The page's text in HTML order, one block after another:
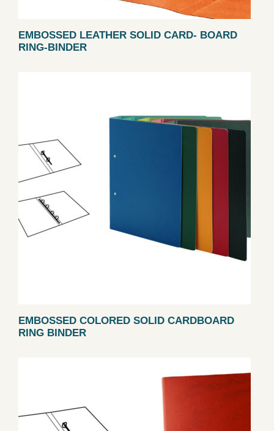
EMBOSSED LEATHER SOLID CARD- BOARD
RING-BINDER
EMBOSSED COLORED SOLID CARDBOARD
RING BINDER